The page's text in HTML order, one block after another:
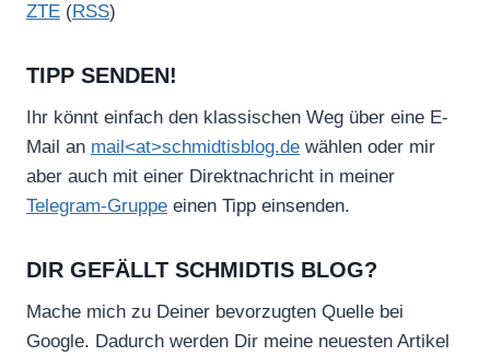
ZTE (RSS)
TIPP SENDEN!
Ihr könnt einfach den klassischen Weg über eine E-
Mail an mail<at>schmidtisblog.de wählen oder mir
aber auch mit einer Direktnachricht in meiner
Telegram-Gruppe einen Tipp einsenden.
DIR GEFÄLLT SCHMIDTIS BLOG?
Mache mich zu Deiner bevorzugten Quelle bei
Google. Dadurch werden Dir meine neuesten Artikel